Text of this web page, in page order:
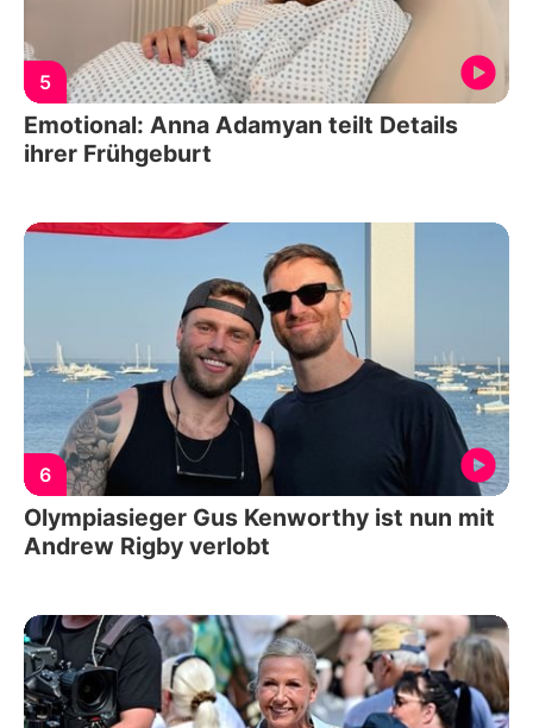
5
Emotional: Anna Adamyan teilt Details
ihrer Frühgeburt
6
Olympiasieger Gus Kenworthy ist nun mit
Andrew Rigby verlobt